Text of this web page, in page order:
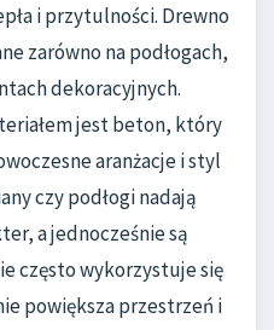
i przytulności. Drewno
zarówno na podłogach,
dekoracyjnych.
jest beton, który
aranżacje i styl
czy podłogi nadają
a jednocześnie są
często wykorzystuje się
powiększa przestrzeń i